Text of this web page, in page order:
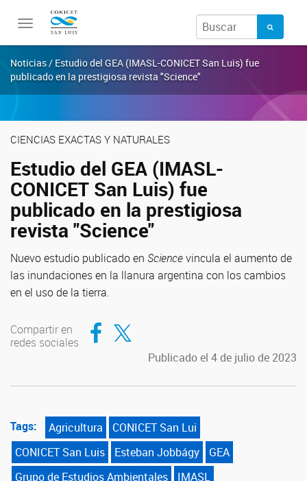
Toggle
Noticias / Estudio del GEA (IMASL-CONICET San Luis) fue
publicado en la prestigiosa revista "Science"
CIENCIAS EXACTAS Y NATURALES
Estudio del GEA (IMASL-
CONICET San Luis) fue
publicado en la prestigiosa
revista "Science"
Nuevo estudio publicado en Sciencevincula el aumento de
las inundaciones en la llanura argentina con los cambios
en el uso de la tierra.
Compartir en
redes sociales
Compartir en Facebook
Compartir en Twitter
Publicado el 4 de julio de 2023
Tags: Agricultura
CONICET San Lui
CONICET San Luis
Esteban Jobbágy
GEA
Grupo de Estudios Ambientales
IMASL